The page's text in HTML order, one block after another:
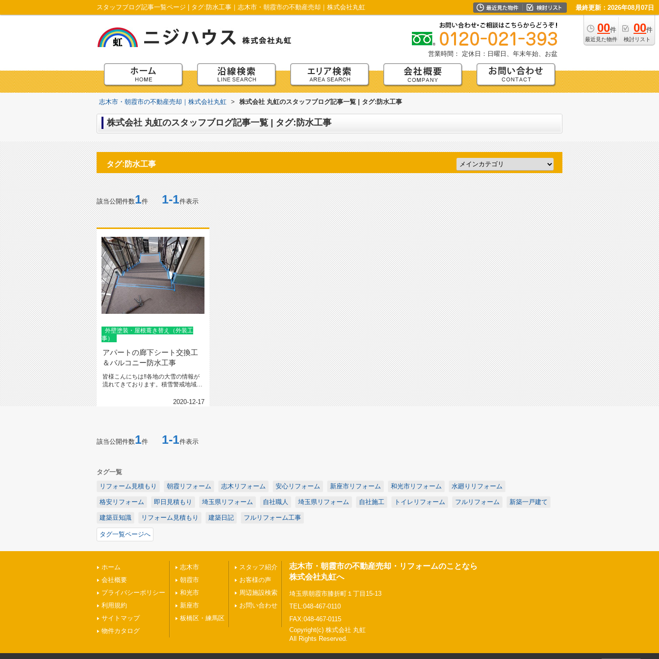
スタッフブログ記事一覧ページ | タグ:防水工事｜志木市・朝霞市の不動産売却｜株式会社丸虹 最終更新：2026年08月07日
00件
最近見た物件
00件
検討リスト
営業時間： 定休日：日曜日、年末年始、お盆
志木市・朝霞市の不動産売却｜株式会社丸虹 > 株式会社 丸虹のスタッフブログ記事一覧 | タグ:防水工事
株式会社 丸虹のスタッフブログ記事一覧 | タグ:防水工事
タグ:防水工事
該当公開件数1件1-1件表示
外壁塗装・屋根葺き替え（外装工
事）
アパートの廊下シート交換工
＆バルコニー防水工事
皆様こんにちは‼各地の大雪の情報が
流れてきております。積雪警戒地域の
2020-12-17
該当公開件数1件 1-1件表示
タグ一覧
リフォーム見積もり
朝霞リフォーム 志木リフォーム 安心リフォーム 新座市リフォーム 和光市リフォーム 水廻りリフォーム
格安リフォーム 即日見積もり 埼玉県リフォーム 自社職人 埼玉県リフォーム 自社施工 トイレリフォーム フルリフォーム 新築一戸建て
建築豆知識 リフォーム見積もり 建築日記 フルリフォーム工事
タグ一覧ページへ
ホーム
会社概要
プライバシーポリシー
利用規約
サイトマップ
物件カタログ
志木市
朝霞市
和光市
新座市
板橋区・練馬区
スタッフ紹介
お客様の声
周辺施設検索
お問い合わせ
志木市・朝霞市の不動産売却・リフォームのことなら
株式会社丸虹へ
埼玉県朝霞市膝折町１丁目15-13
TEL:048-467-0110
FAX:048-467-0115
Copyright(c) 株式会社 丸虹
All Rights Reserved.